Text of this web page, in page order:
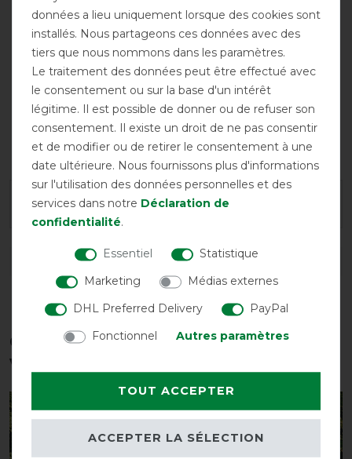
Broderie
possible
Conseils de lavage et d'entretien
DÉTAILS SUR LA SÉCURITÉ DES PRODUITS
Ces produits pourraient également
vous intéresser
-10% -10%
données a lieu uniquement lorsque des cookies sont
installés. Nous partageons ces données avec des
tiers que nous nommons dans les paramètres.
Le traitement des données peut être effectué avec
le consentement ou sur la base d'un intérêt
légitime. Il est possible de donner ou de refuser son
consentement. Il existe un droit de ne pas consentir
et de modifier ou de retirer le consentement à une
date ultérieure. Nous fournissons plus d'informations
sur l'utilisation des données personnelles et des
services dans notre Déclaration de
confidentialité.
Essentiel
Statistique
Marketing
Médias externes
DHL Preferred Delivery
PayPal
Fonctionnel
Autres paramètres
TOUT ACCEPTER
ACCEPTER LA SÉLECTION